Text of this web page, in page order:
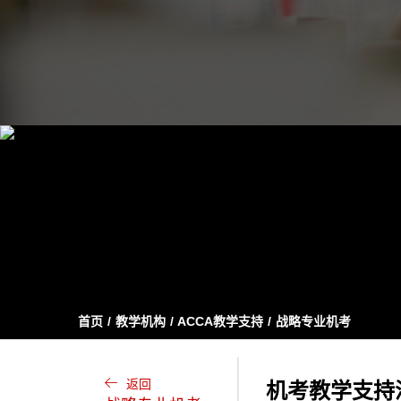
首页 教学机构 ACCA教学支持 战略专业机考
返回 机考教学支持